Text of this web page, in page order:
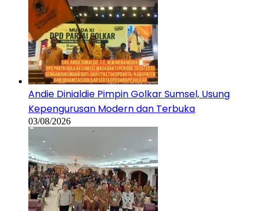
Andie Dinialdie Pimpin Golkar Sumsel, Usung
Kepengurusan Modern dan Terbuka
03/08/2026